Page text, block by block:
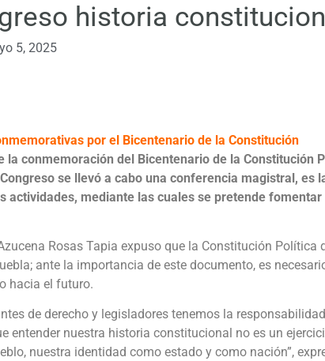
historia
5, 2025
por el Bicentenario de la Constitución
la conmemoración del Bicentenario de la Constitución
se llevó a cabo una conferencia magistral, es
actividades, mediante las cuales se pretende
Rosas Tapia expuso que la Constitución Política
ante la importancia de este documento, es
hacia el futuro.
de derecho y legisladores tenemos la
entender nuestra historia constitucional no es un
nuestra identidad como estado y como nación”,